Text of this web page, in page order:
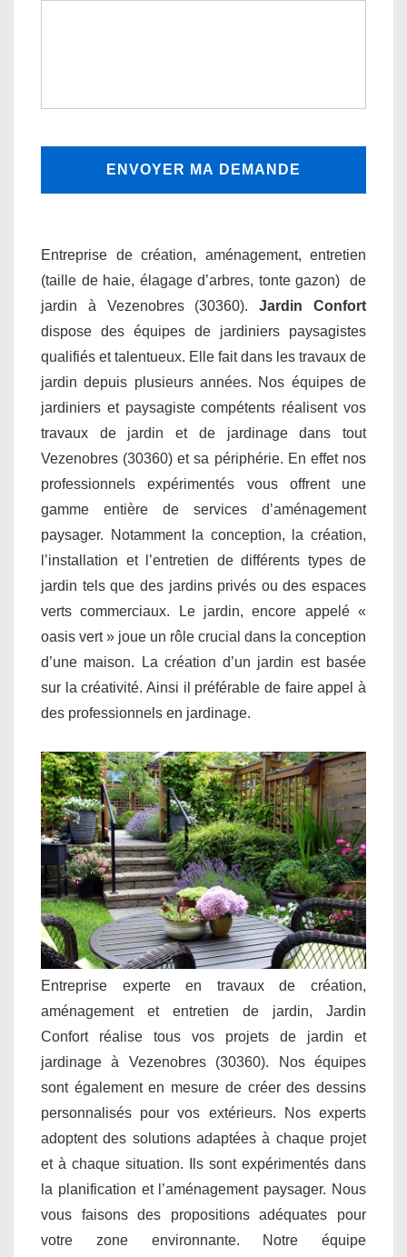
Entreprise de création, aménagement, entretien
(taille de haie, élagage d’arbres, tonte gazon) de
jardin à Vezenobres (30360).Jardin Confort
dispose des équipes de jardiniers paysagistes
qualifiés et talentueux. Elle fait dans les travaux de
jardin depuis plusieurs années. Nos équipes de
jardiniers et paysagiste compétents réalisent vos
travaux de jardin et de jardinage dans tout
Vezenobres (30360) et sa périphérie. En effet nos
professionnels expérimentés vous offrent une
gamme entière de services d’aménagement
paysager. Notamment la conception, la création,
l’installation et l’entretien de différents types de
jardin tels que des jardins privés ou des espaces
verts commerciaux. Le jardin, encore appelé «
oasis vert » joue un rôle crucial dans la conception
d’une maison. La création d’un jardin est basée
sur la créativité. Ainsi il préférable de faire appel à
des professionnels en jardinage.
Entreprise experte en travaux de création,
aménagement et entretien de jardin, Jardin
Confort réalise tous vos projets de jardin et
jardinage à Vezenobres (30360). Nos équipes
sont également en mesure de créer des dessins
personnalisés pour vos extérieurs. Nos experts
adoptent des solutions adaptées à chaque projet
et à chaque situation. Ils sont expérimentés dans
la planification et l’aménagement paysager. Nous
vous faisons des propositions adéquates pour
votre zone environnante. Notre équipe